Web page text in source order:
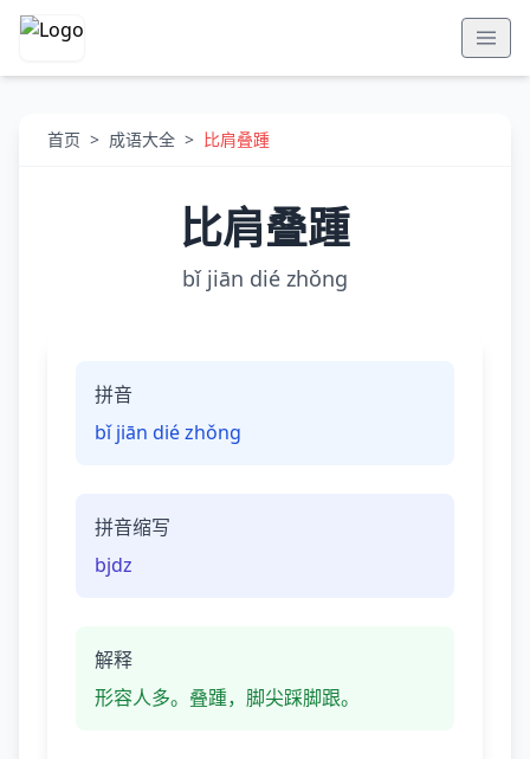
首页 > 成语大全 > 比肩叠踵
比肩叠踵
bǐ jiān dié zhǒng
拼音
bǐ jiān dié zhǒng
拼音缩写
bjdz
解释
形容人多。叠踵，脚尖踩脚跟。